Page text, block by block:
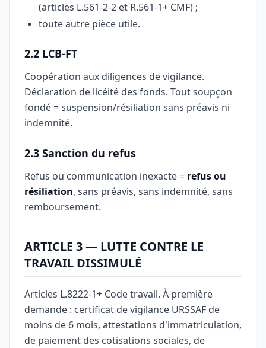
(articles L.561-2-2 et R.561-1+ CMF) ;
toute autre pièce utile.
2.2 LCB-FT
Coopération aux diligences de vigilance.
Déclaration de licéité des fonds. Tout soupçon
fondé = suspension/résiliation sans préavis ni
indemnité.
2.3 Sanction du refus
Refus ou communication inexacte = refus ou
résiliation, sans préavis, sans indemnité, sans
remboursement.
ARTICLE 3 — LUTTE CONTRE LE
TRAVAIL DISSIMULÉ
Articles L.8222-1+ Code travail. À première
demande : certificat de vigilance URSSAF de
moins de 6 mois, attestations d'immatriculation,
de paiement des cotisations sociales, de